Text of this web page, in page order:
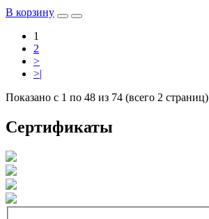
В корзину
1
2
>
>|
Показано с 1 по 48 из 74 (всего 2 страниц)
Сертификаты